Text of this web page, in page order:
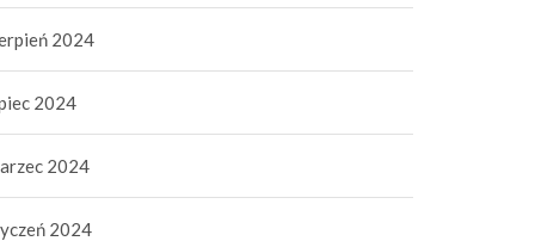
2024
2024
2024
2024